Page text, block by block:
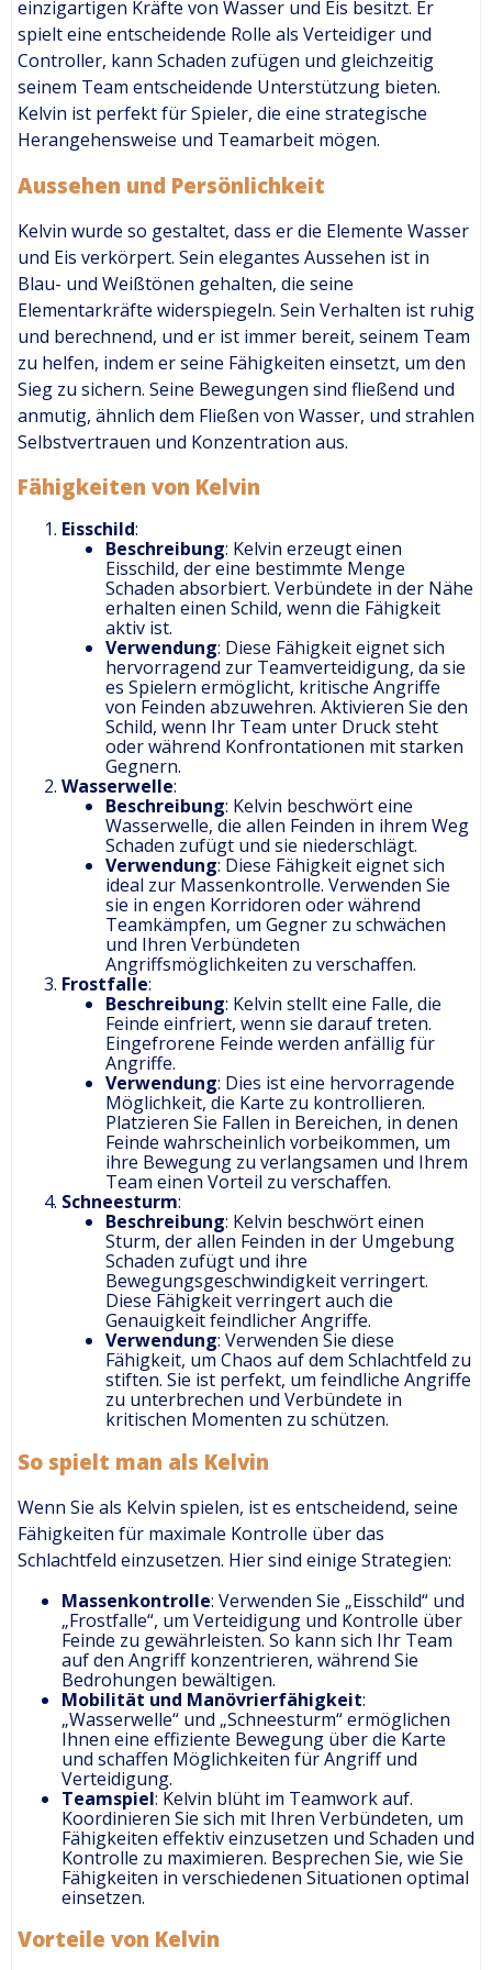
einzigartigen Kräfte von Wasser und Eis besitzt. Er
spielt eine entscheidende Rolle als Verteidiger und
Controller, kann Schaden zufügen und gleichzeitig
seinem Team entscheidende Unterstützung bieten.
Kelvin ist perfekt für Spieler, die eine strategische
Herangehensweise und Teamarbeit mögen.
Aussehen und Persönlichkeit
Kelvin wurde so gestaltet, dass er die Elemente Wasser
und Eis verkörpert. Sein elegantes Aussehen ist in
Blau- und Weißtönen gehalten, die seine
Elementarkräfte widerspiegeln. Sein Verhalten ist ruhig
und berechnend, und er ist immer bereit, seinem Team
zu helfen, indem er seine Fähigkeiten einsetzt, um den
Sieg zu sichern. Seine Bewegungen sind fließend und
anmutig, ähnlich dem Fließen von Wasser, und strahlen
Selbstvertrauen und Konzentration aus.
Fähigkeiten von Kelvin
Eisschild:
Beschreibung: Kelvin erzeugt einen
Eisschild, der eine bestimmte Menge
Schaden absorbiert. Verbündete in der Nähe
erhalten einen Schild, wenn die Fähigkeit
aktiv ist.
Verwendung: Diese Fähigkeit eignet sich
hervorragend zur Teamverteidigung, da sie
es Spielern ermöglicht, kritische Angriffe
von Feinden abzuwehren. Aktivieren Sie den
Schild, wenn Ihr Team unter Druck steht
oder während Konfrontationen mit starken
Gegnern.
Wasserwelle:
Beschreibung: Kelvin beschwört eine
Wasserwelle, die allen Feinden in ihrem Weg
Schaden zufügt und sie niederschlägt.
Verwendung: Diese Fähigkeit eignet sich
ideal zur Massenkontrolle. Verwenden Sie
sie in engen Korridoren oder während
Teamkämpfen, um Gegner zu schwächen
und Ihren Verbündeten
Angriffsmöglichkeiten zu verschaffen.
Frostfalle:
Beschreibung: Kelvin stellt eine Falle, die
Feinde einfriert, wenn sie darauf treten.
Eingefrorene Feinde werden anfällig für
Angriffe.
Verwendung: Dies ist eine hervorragende
Möglichkeit, die Karte zu kontrollieren.
Platzieren Sie Fallen in Bereichen, in denen
Feinde wahrscheinlich vorbeikommen, um
ihre Bewegung zu verlangsamen und Ihrem
Team einen Vorteil zu verschaffen.
Schneesturm:
Beschreibung: Kelvin beschwört einen
Sturm, der allen Feinden in der Umgebung
Schaden zufügt und ihre
Bewegungsgeschwindigkeit verringert.
Diese Fähigkeit verringert auch die
Genauigkeit feindlicher Angriffe.
Verwendung: Verwenden Sie diese
Fähigkeit, um Chaos auf dem Schlachtfeld zu
stiften. Sie ist perfekt, um feindliche Angriffe
zu unterbrechen und Verbündete in
kritischen Momenten zu schützen.
So spielt man als Kelvin
Wenn Sie als Kelvin spielen, ist es entscheidend, seine
Fähigkeiten für maximale Kontrolle über das
Schlachtfeld einzusetzen. Hier sind einige Strategien:
Massenkontrolle: Verwenden Sie „Eisschild“ und
„Frostfalle“, um Verteidigung und Kontrolle über
Feinde zu gewährleisten. So kann sich Ihr Team
auf den Angriff konzentrieren, während Sie
Bedrohungen bewältigen.
Mobilität und Manövrierfähigkeit:
„Wasserwelle“ und „Schneesturm“ ermöglichen
Ihnen eine effiziente Bewegung über die Karte
und schaffen Möglichkeiten für Angriff und
Verteidigung.
Teamspiel: Kelvin blüht im Teamwork auf.
Koordinieren Sie sich mit Ihren Verbündeten, um
Fähigkeiten effektiv einzusetzen und Schaden und
Kontrolle zu maximieren. Besprechen Sie, wie Sie
Fähigkeiten in verschiedenen Situationen optimal
einsetzen.
Vorteile von Kelvin